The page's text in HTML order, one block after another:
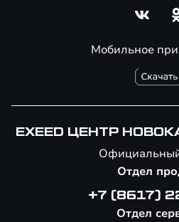
Мобильное
EXEED ЦЕНТР
Отдел
+7 (8617)
Отдел